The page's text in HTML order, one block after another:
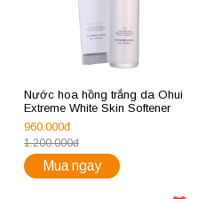
Nước hoa hồng trắng da Ohui
Extreme White Skin Softener
960.000đ
1.200.000đ
Mua ngay